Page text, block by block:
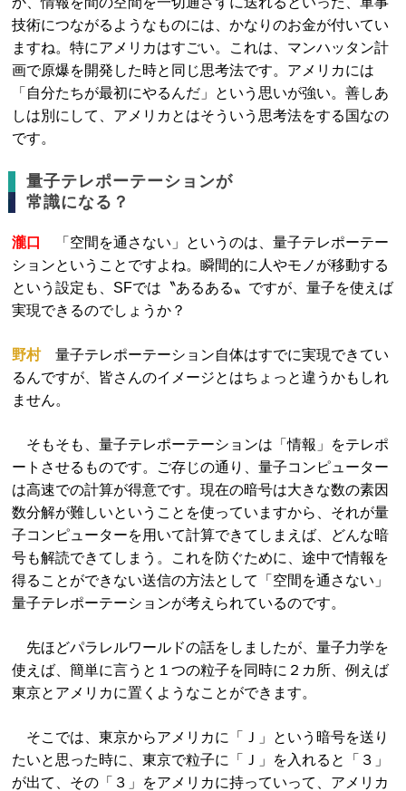
技術につながるようなものには、かなりのお金が付いてい
ますね。特にアメリカはすごい。これは、マンハッタン計
画で原爆を開発した時と同じ思考法です。アメリカには
「自分たちが最初にやるんだ」という思いが強い。善しあ
しは別にして、アメリカとはそういう思考法をする国なの
です。
量子テレポーテーションが
常識になる？
瀧口
「空間を通さない」というのは、量子テレポーテー
ションということですよね。瞬間的に人やモノが移動する
という設定も、SFでは〝あるある〟ですが、量子を使えば
実現できるのでしょうか？
野村量子テレポーテーション自体はすでに実現できてい
るんですが、皆さんのイメージとはちょっと違うかもしれ
ません。
そもそも、量子テレポーテーションは「情報」をテレポ
ートさせるものです。ご存じの通り、量子コンピューター
は高速での計算が得意です。現在の暗号は大きな数の素因
数分解が難しいということを使っていますから、それが量
子コンピューターを用いて計算できてしまえば、どんな暗
号も解読できてしまう。これを防ぐために、途中で情報を
得ることができない送信の方法として「空間を通さない」
量子テレポーテーションが考えられているのです。
先ほどパラレルワールドの話をしましたが、量子力学を
使えば、簡単に言うと１つの粒子を同時に２カ所、例えば
東京とアメリカに置くようなことができます。
そこでは、東京からアメリカに「Ｊ」という暗号を送り
たいと思った時に、東京で粒子に「Ｊ」を入れると「３」
が出て、その「３」をアメリカに持っていって、アメリカ